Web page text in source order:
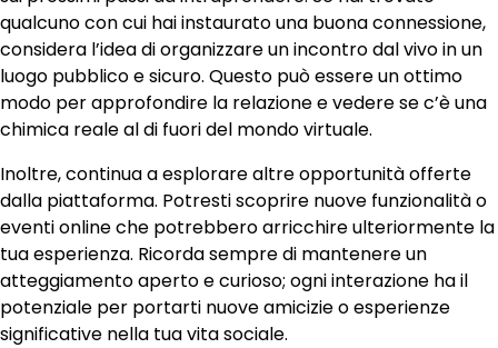
qualcuno con cui hai instaurato una buona connessione,
considera l’idea di organizzare un incontro dal vivo in un
luogo pubblico e sicuro. Questo può essere un ottimo
modo per approfondire la relazione e vedere se c’è una
chimica reale al di fuori del mondo virtuale.
Inoltre, continua a esplorare altre opportunità offerte
dalla piattaforma. Potresti scoprire nuove funzionalità o
eventi online che potrebbero arricchire ulteriormente la
tua esperienza. Ricorda sempre di mantenere un
atteggiamento aperto e curioso; ogni interazione ha il
potenziale per portarti nuove amicizie o esperienze
significative nella tua vita sociale.